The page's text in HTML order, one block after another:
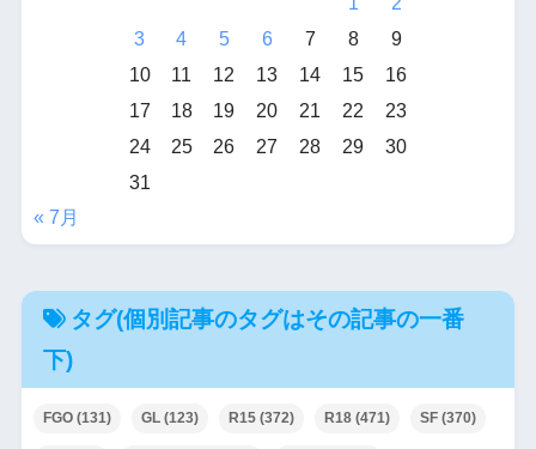
3
4 5 6 7 8
9
10
11 12 13 14 15
16
17
18 19 20 21 22
23
24
25 26 27 28 29
30
31
« 7月
タグ(個別記事のタグはその記事の一番
下)
FGO(131) GL(123) R15(372) R18(471) SF(370)